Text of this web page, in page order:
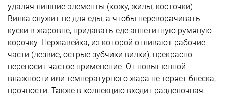
удаляя лишние элементы (кожу, жилы, косточки).
Вилка служит не для еды, а чтобы переворачивать
куски в жаровне, придавать еде аппетитную румяную
корочку. Нержавейка, из которой отливают рабочие
части (лезвие, острые зубчики вилки), прекрасно
переносит частое применение. От повышенной
влажности или температурного жара не теряет блеска,
прочности. Также в коллекцию входит разделочная